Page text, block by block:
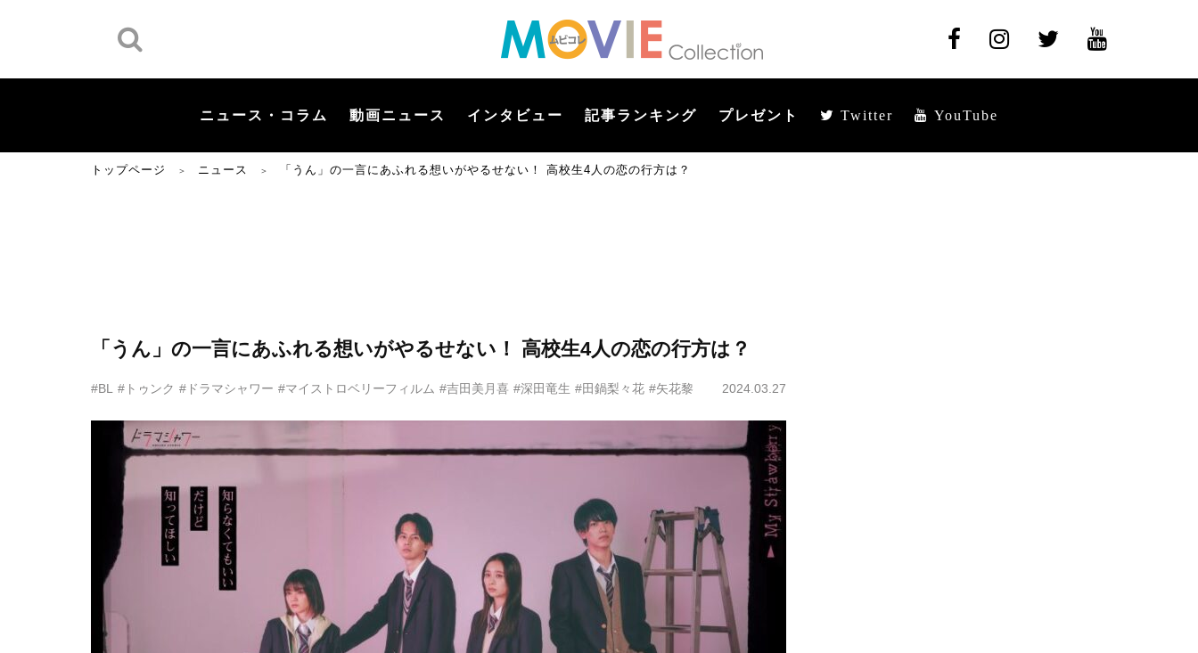
ニュース・コラム 動画ニュース インタビュー 記事ランキング プレゼント Twitter YouTube
トップページ ＞ ニュース ＞ 「うん」の一言にあふれる想いがやるせない！ 高校生4人の恋の行方は？
「うん」の一言にあふれる想いがやるせない！ 高校生4人の恋の行方は？
#BL #トゥンク #ドラマシャワー #マイストロベリーフィルム #吉田美月喜 #深田竜生 #田鍋梨々花 #矢花黎 2024.03.27